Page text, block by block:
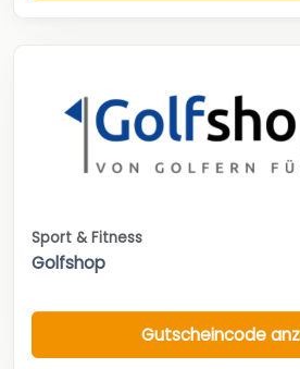
Sport & Fitness
Golfshop
Gutscheincode